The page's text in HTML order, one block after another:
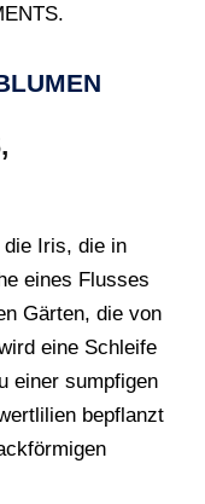
,
Iris, die in
eines Flusses
Gärten, die von
eine Schleife
einer sumpfigen
bepflanzt